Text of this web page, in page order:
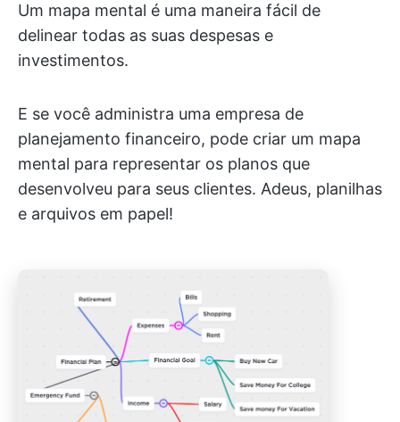
Um mapa mental é uma maneira fácil de
delinear todas as suas despesas e
investimentos.
E se você administra uma empresa de
planejamento financeiro, pode criar um mapa
mental para representar os planos que
desenvolveu para seus clientes. Adeus, planilhas
e arquivos em papel!